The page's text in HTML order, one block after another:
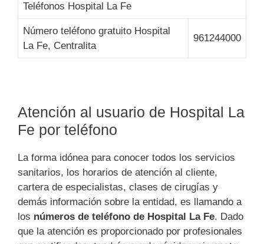
Teléfonos Hospital La Fe
Número teléfono gratuito Hospital
La Fe, Centralita
961244000
Atención al usuario de Hospital La
Fe por teléfono
La forma idónea para conocer todos los servicios
sanitarios, los horarios de atención al cliente,
cartera de especialistas, clases de cirugías y
demás información sobre la entidad, es llamando a
los números de teléfono de Hospital La Fe. Dado
que la atención es proporcionado por profesionales